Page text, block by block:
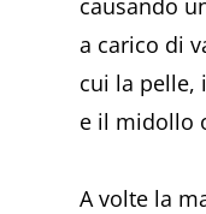
causando
a carico di
cui la pelle,
e il midollo
A volte la